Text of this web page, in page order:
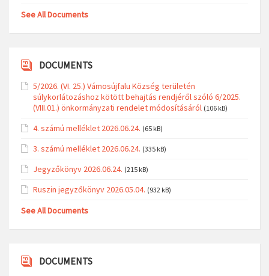
See All Documents
DOCUMENTS
5/2026. (VI. 25.) Vámosújfalu Község területén
súlykorlátozáshoz kötött behajtás rendjéről szóló 6/2025.
(VIII.01.) önkormányzati rendelet módosításáról (106 kB)
4. számú melléklet 2026.06.24. (65 kB)
3. számú melléklet 2026.06.24. (335 kB)
Jegyzőkönyv 2026.06.24. (215 kB)
Ruszin jegyzőkönyv 2026.05.04. (932 kB)
See All Documents
DOCUMENTS